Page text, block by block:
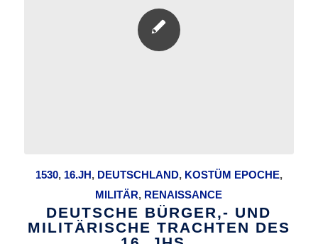
1530, 16.JH, DEUTSCHLAND, KOSTÜM EPOCHE,
MILITÄR, RENAISSANCE
DEUTSCHE BÜRGER,- UND
MILITÄRISCHE TRACHTEN DES